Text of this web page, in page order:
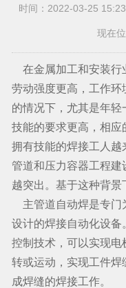
时间：2022-03-25
现在
在金属加工和安装行
劳动强度更高，工作环
的情况下，尤其是年
技能的要求更高，相应
拥有技能的焊接工人越
管道和压力容器工程
越突出。基于这种背景
主管道自动焊是专门
设计的焊接自动化设
控制技术，可以实现电
转或运动，实现工件
成焊缝的焊接工作。